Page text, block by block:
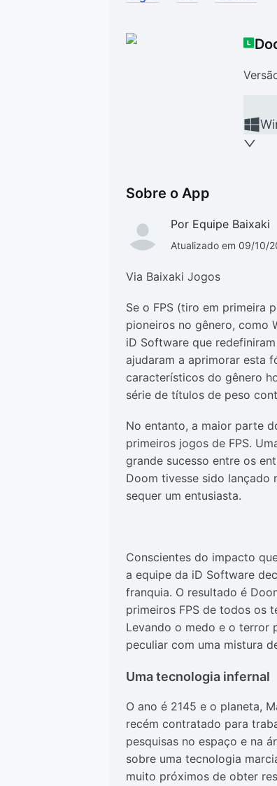
Sobre o App
Por Equipe Baixaki
Atualizado em 09/10/
Via Baixaki Jogos
Se o FPS (tiro em primeira
pioneiros no gênero, como
iD Software que
ajudaram a aprimorar esta
característicos do gênero
série de títulos de peso
No entanto, a maior parte
primeiros jogos de FPS.
grande sucesso entre os
Doom tivesse sido lançado
sequer um entusiasta.
Conscientes do impacto
a equipe da iD Software
franquia. O resultado é
primeiros FPS de todos os
Levando o medo e o terror
peculiar com uma mistura
Uma tecnologia infernal
O ano é 2145 e o planeta,
recém contratado para
pesquisas no espaço e na
sobre uma tecnologia
muito próximos de obter